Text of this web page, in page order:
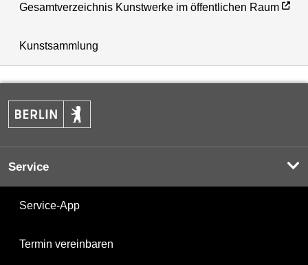
Gesamtverzeichnis Kunstwerke im öffentlichen Raum
Kunstsammlung
Service
Service-App
Termin vereinbaren